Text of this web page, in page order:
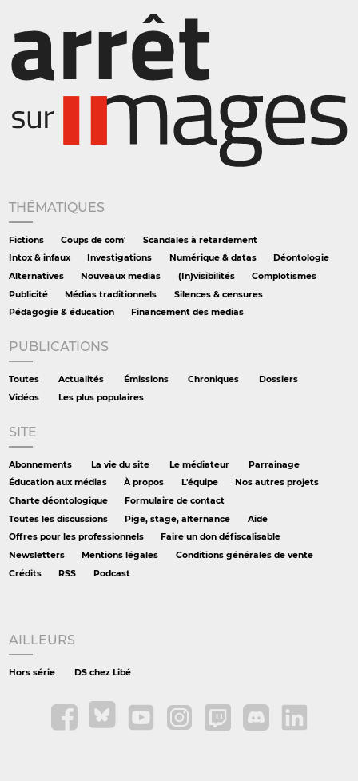
THÉMATIQUES
Fictions Coups de com'
Scandales à retardement
Intox & infaux
Investigations Numérique & datas
Déontologie
Alternatives
Nouveaux medias (In)visibilités
Complotismes
Publicité
Médias traditionnels
Silences & censures
Pédagogie & éducation
Financement des medias
PUBLICATIONS
Toutes Actualités Émissions Chroniques
Dossiers
Vidéos
Les plus populaires
SITE
Abonnements La vie du site Le médiateur
Parrainage
Éducation aux médias
À propos L'équipe
Nos autres projets
Charte déontologique
Formulaire de contact
Toutes les discussions
Pige, stage, alternance
Aide
Offres pour les professionnels
Faire un don défiscalisable
Newsletters
Mentions légales
Conditions générales de vente
Crédits
RSS Podcast
AILLEURS
Hors série DS chez Libé